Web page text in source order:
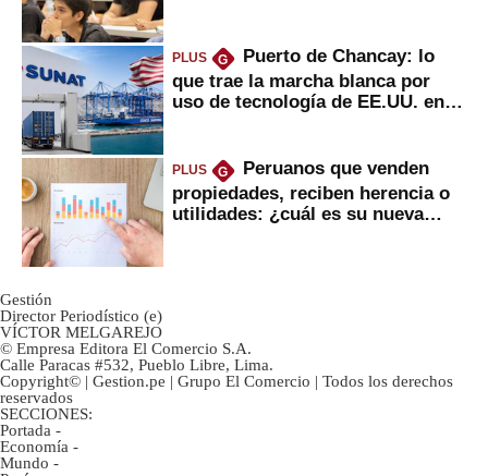
PLUS G
Puerto de Chancay: lo
que trae la marcha blanca por
uso de tecnología de EE.UU. en
PLUS G
Peruanos que venden
propiedades, reciben herencia o
utilidades: ¿cuál es su nueva
Gestión
Director Periodístico (e)
VÍCTOR MELGAREJO
© Empresa Editora El Comercio S.A.
Calle Paracas #532, Pueblo Libre, Lima.
Copyright© | Gestion.pe | Grupo El Comercio | Todos los derechos
reservados
SECCIONES:
Portada -
Economía -
Mundo -